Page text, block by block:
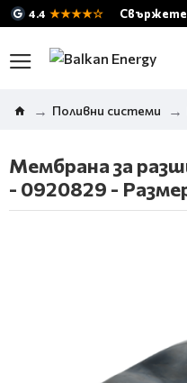
4.4 ★★★★☆ Свържете
Поливни системи
Мембрана за
- 0920829 -